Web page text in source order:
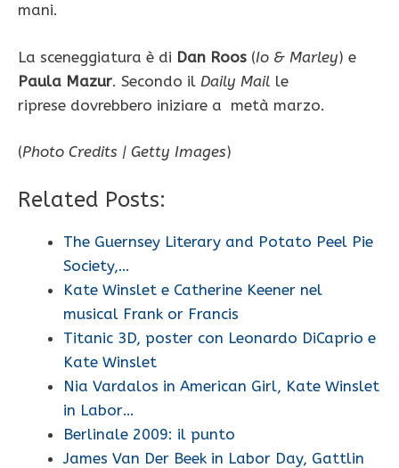
mani.
La sceneggiatura è di Dan Roos (Io & Marley) e
Paula Mazur. Secondo il Daily Mail le
riprese dovrebbero iniziare a metà marzo.
(Photo Credits | Getty Images)
Related Posts:
The Guernsey Literary and Potato Peel Pie
Society,…
Kate Winslet e Catherine Keener nel
musical Frank or Francis
Titanic 3D, poster con Leonardo DiCaprio e
Kate Winslet
Nia Vardalos in American Girl, Kate Winslet
in Labor…
Berlinale 2009: il punto
James Van Der Beek in Labor Day, Gattlin